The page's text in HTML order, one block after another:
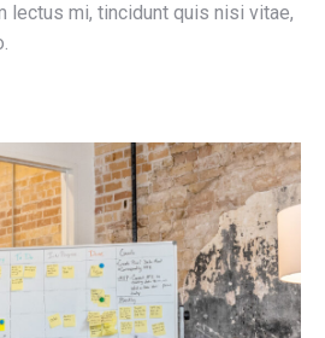
lectus mi, tincidunt quis nisi vitae,